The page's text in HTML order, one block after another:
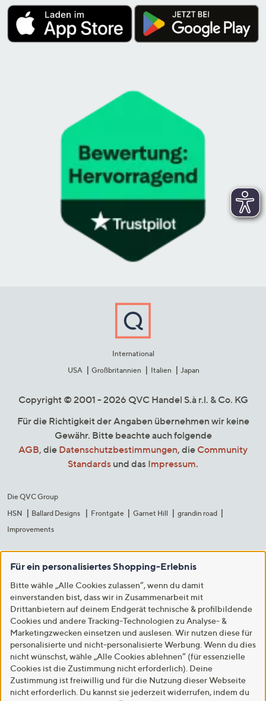
International
USA
Großbritannien Italien Japan
Copyright © 2001 - 2026 QVC Handel S.à r.l. & Co. KG
Für die Richtigkeit der Angaben übernehmen wir keine
Gewähr. Bitte beachte auch folgende
AGB, die Datenschutzbestimmungen, die Community
Standards und das Impressum.
Die QVC Group
HSN
Ballard Designs Frontgate Garnet Hill
grandin road
Improvements
Für ein personalisiertes Shopping-Erlebnis
Bitte wähle „Alle Cookies zulassen“, wenn du damit
einverstanden bist, dass wir in Zusammenarbeit mit
Drittanbietern auf deinem Endgerät technische & profilbildende
Cookies und andere Tracking-Technologien zu Analyse- &
Marketingzwecken einsetzen und auslesen. Wir nutzen diese für
personalisierte und nicht-personalisierte Werbung. Wenn du dies
nicht wünschst, wähle „Alle Cookies ablehnen“ (für essenzielle
Cookies ist die Zustimmung nicht erforderlich). Deine
Zustimmung ist freiwillig und für die Nutzung dieser Webseite
nicht erforderlich. Du kannst sie jederzeit widerrufen, indem du